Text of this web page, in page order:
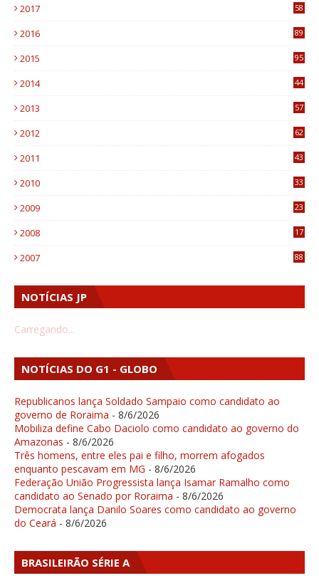
2017
58
2016
89
2015
95
2014
44
2013
57
2012
62
2011
43
2010
33
2009
23
2008
17
2007 88
NOTÍCIAS JP
Carregando...
NOTÍCIAS DO G1 - GLOBO
Republicanos lança Soldado Sampaio como candidato ao
governo de Roraima - 8/6/2026
Mobiliza define Cabo Daciolo como candidato ao governo do
Amazonas - 8/6/2026
Três homens, entre eles pai e filho, morrem afogados
enquanto pescavam em MG - 8/6/2026
Federação União Progressista lança Isamar Ramalho como
candidato ao Senado por Roraima - 8/6/2026
Democrata lança Danilo Soares como candidato ao governo
do Ceará - 8/6/2026
BRASILEIRÃO SÉRIE A